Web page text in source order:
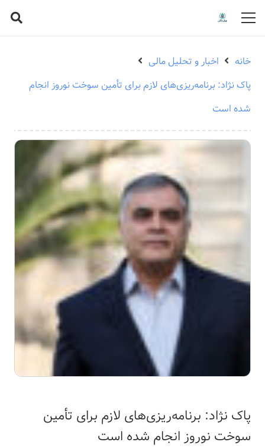
خانه
اخبار و تحلیل مالی
پاک نژاد: برنامه‌ریزی‌های لازم برای تأمین سوخت نوروز انجام
شده است
پاک نژاد: برنامه‌ریزی‌های لازم برای تأمین
سوخت نوروز انجام شده است